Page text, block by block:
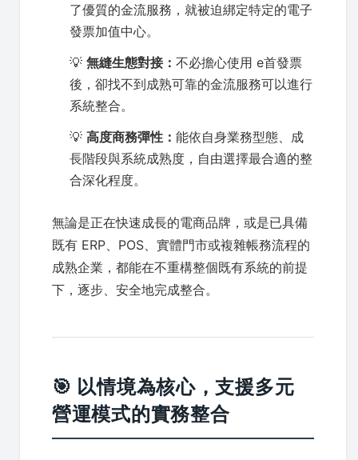
了優質的金流服務，就被迫綁定特定的電子
發票加值中心。
💡 無縫生態對接： 不必擔心使用 e首發票
後，卻找不到成熟可靠的金流服務可以進行
系統整合。
💡 高度商務彈性： 能依自身業務型態、成
長階段與系統成熟度，自由選擇最合適的整
合深化程度。
無論是正在快速成長的電商品牌，或是已具備
既有 ERP、POS、實體門市或複雜帳務流程的
成熟企業，都能在不重構整個既有系統的前提
下，逐步、安全地完成整合。
🎯 以情境為核心，支援多元
營運模式的實務整合